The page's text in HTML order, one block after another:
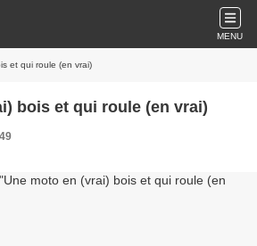
MENU
et qui roule (en vrai)
bois et qui roule (en vrai)